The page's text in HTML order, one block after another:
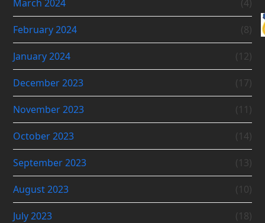
March 2024 (4)
February 2024 (8)
January 2024 (12)
December 2023 (17)
November 2023 (11)
October 2023 (14)
September 2023 (13)
August 2023 (10)
July 2023 (18)